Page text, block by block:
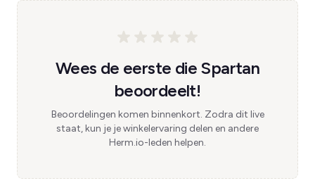
Wees de eerste die Spartan
beoordeelt!
Beoordelingen komen binnenkort. Zodra dit live
staat, kun je je winkelervaring delen en andere
Herm.io-leden helpen.